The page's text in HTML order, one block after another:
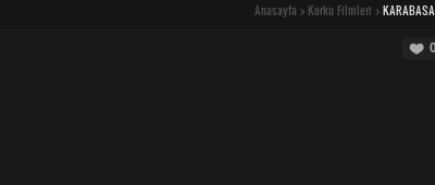
Anasayfa > Korku Filmleri >